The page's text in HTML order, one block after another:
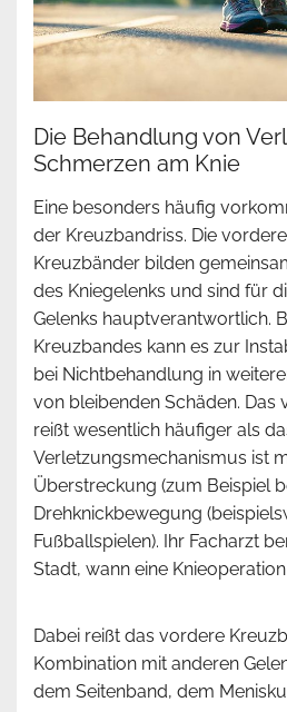
Die Behandlung von
Schmerzen am Knie
Eine besonders häufig
der Kreuzbandriss. Die
Kreuzbänder bilden
des Kniegelenks und sind für
Gelenks hauptverantwortlich.
Kreuzbandes kann es zur
bei Nichtbehandlung in
von bleibenden Schäden. Das
reißt wesentlich häufiger als
Verletzungsmechanismus ist
Überstreckung (zum Beispiel
Drehknickbewegung
Fußballspielen). Ihr Facharzt
Stadt, wann eine
Dabei reißt das vordere
Kombination mit anderen
dem Seitenband, dem